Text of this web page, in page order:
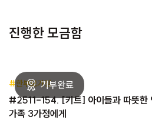
진행한 모금함
#한부모가정
#2511-154. [키트] 아이들과 따뜻한
가족 3가정에게